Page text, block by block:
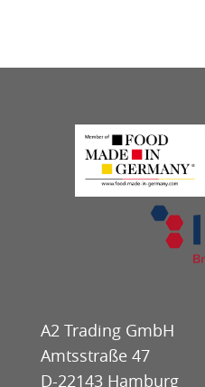
A2 Trading GmbH
Amtsstraße 47
D-22143 Hamburg